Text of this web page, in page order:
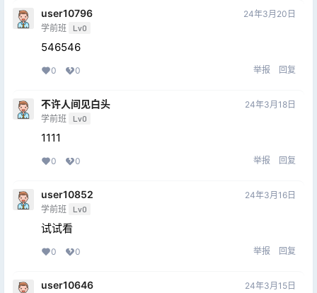
user10796
学前班 Lv0
24年3月20日
546546
0 0 举报 回复
不许人间见白头
学前班 Lv0
24年3月18日
1111
0 0 举报 回复
user10852
学前班 Lv0
24年3月16日
试试看
0 0 举报 回复
user10646 24年3月15日